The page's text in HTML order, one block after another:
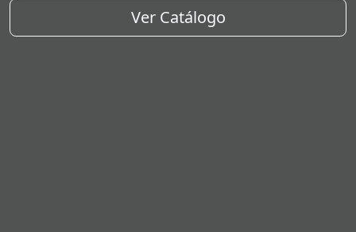
Ver Catálogo